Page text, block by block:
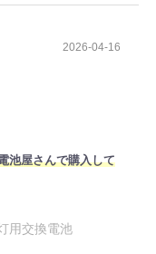
2026-04-16
池屋さんで購入して
用交換電池